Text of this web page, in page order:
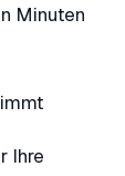
Minuten
Ihre